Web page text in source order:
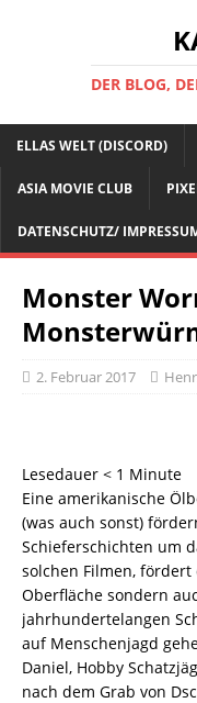
DER BLOG,
ELLAS WELT (DISCORD)
ASIA MOVIE CLUB
DATENSCHUTZ/
Monster
2. Februar 2017
Lesedauer < 1 Minute
Eine amerikanische
(was auch sonst)
Schieferschichten um
solchen Filmen,
Oberfläche sondern
jahrhundertelangen
auf Menschenjagd
Daniel, Hobby
nach dem Grab von